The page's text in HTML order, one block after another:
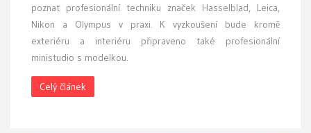
poznat profesionální techniku značek Hasselblad, Leica,
Nikon a Olympus v praxi. K vyzkoušení bude kromě
exteriéru a interiéru připraveno také profesionální
ministudio s modelkou.
Celý článek